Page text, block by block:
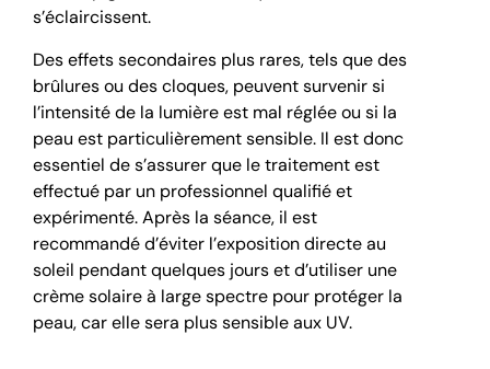
s’éclaircissent.
Des effets secondaires plus rares, tels que des
brûlures ou des cloques, peuvent survenir si
l’intensité de la lumière est mal réglée ou si la
peau est particulièrement sensible. Il est donc
essentiel de s’assurer que le traitement est
effectué par un professionnel qualifié et
expérimenté. Après la séance, il est
recommandé d’éviter l’exposition directe au
soleil pendant quelques jours et d’utiliser une
crème solaire à large spectre pour protéger la
peau, car elle sera plus sensible aux UV.